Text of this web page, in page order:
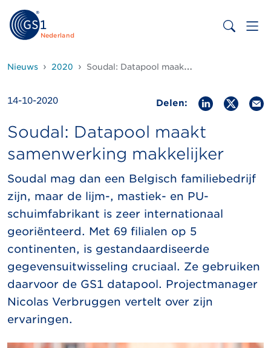
Nederland
Nieuws 2020 Soudal: Datapool maakt samenwerking makkelijker
14-10-2020 Delen:
Soudal: Datapool maakt
samenwerking makkelijker
Soudal mag dan een Belgisch familiebedrijf
zijn, maar de lijm-, mastiek- en PU-
schuimfabrikant is zeer internationaal
georiënteerd. Met 69 filialen op 5
continenten, is gestandaardiseerde
gegevensuitwisseling cruciaal. Ze gebruiken
daarvoor de GS1 datapool. Projectmanager
Nicolas Verbruggen vertelt over zijn
ervaringen.